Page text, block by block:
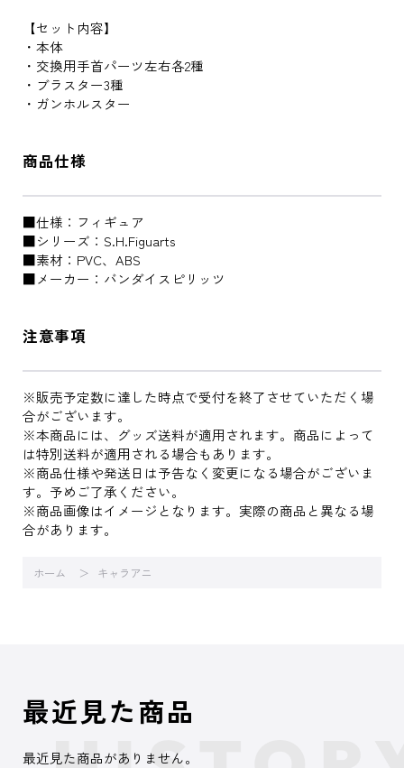
【セット内容】
・本体
・交換用手首パーツ左右各2種
・ブラスター3種
・ガンホルスター
商品仕様
■仕様：フィギュア
■シリーズ：S.H.Figuarts
■素材：PVC、ABS
■メーカー：バンダイスピリッツ
注意事項
※販売予定数に達した時点で受付を終了させていただく場
合がございます。
※本商品には、グッズ送料が適用されます。商品によって
は特別送料が適用される場合もあります。
※商品仕様や発送日は予告なく変更になる場合がございま
す。予めご了承ください。
※商品画像はイメージとなります。実際の商品と異なる場
合があります。
ホーム キャラアニ
最近見た商品
最近見た商品がありません。